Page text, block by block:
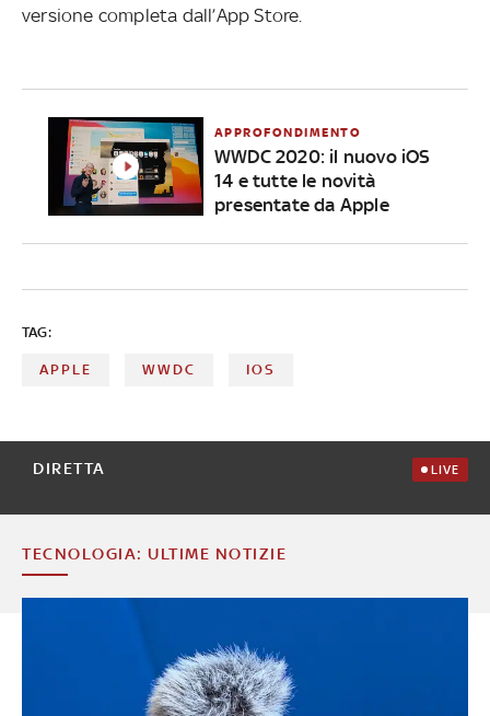
versione completa dall’App Store.
APPROFONDIMENTO
WWDC 2020: il nuovo iOS
14 e tutte le novità
presentate da Apple
TAG:
APPLE WWDC IOS
DIRETTA LIVE
TECNOLOGIA: ULTIME NOTIZIE